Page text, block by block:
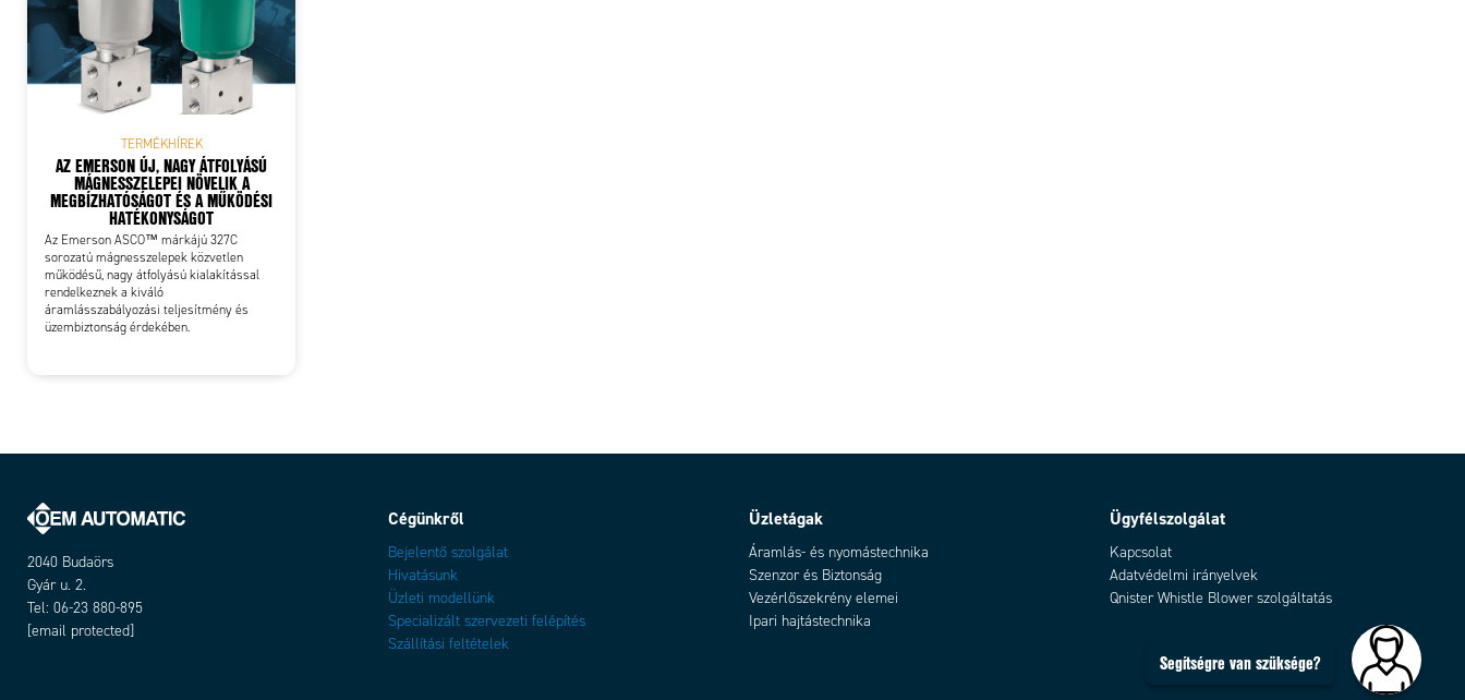
TERMÉKHÍREK
AZ EMERSON ÚJ, NAGY ÁTFOLYÁSÚ
MÁGNESSZELEPEI NÖVELIK A
MEGBÍZHATÓSÁGOT ÉS A MŰKÖDÉSI
HATÉKONYSÁGOT
Az Emerson ASCO™ márkájú 327C
sorozatú mágnesszelepek közvetlen
működésű, nagy átfolyású kialakítással
rendelkeznek a kiváló
áramlásszabályozási teljesítmény és
üzembiztonság érdekében.
2040 Budaörs
Gyár u. 2.
Tel: 06-23 880-895
[email protected]
Cégünkről
Bejelentő szolgálat
Hivatásunk
Üzleti modellünk
Specializált szervezeti felépítés
Szállítási feltételek
Üzletágak
Áramlás- és nyomástechnika
Szenzor és Biztonság
Vezérlőszekrény elemei
Ipari hajtástechnika
Ügyfélszolgálat
Kapcsolat
Adatvédelmi irányelvek
Qnister Whistle Blower szolgáltatás
Segítségre van szüksége?